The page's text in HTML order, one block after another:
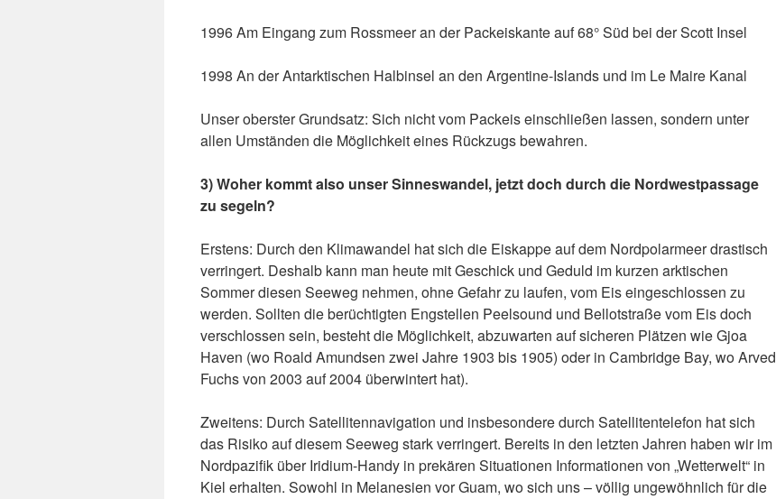
1996 Am Eingang zum Rossmeer an der Packeiskante auf 68° Süd bei der Scott Insel
1998 An der Antarktischen Halbinsel an den Argentine-Islands und im Le Maire Kanal
Unser oberster Grundsatz: Sich nicht vom Packeis einschließen lassen, sondern unter
allen Umständen die Möglichkeit eines Rückzugs bewahren.
3) Woher kommt also unser Sinneswandel, jetzt doch durch die Nordwestpassage
zu segeln?
Erstens: Durch den Klimawandel hat sich die Eiskappe auf dem Nordpolarmeer drastisch
verringert. Deshalb kann man heute mit Geschick und Geduld im kurzen arktischen
Sommer diesen Seeweg nehmen, ohne Gefahr zu laufen, vom Eis eingeschlossen zu
werden. Sollten die berüchtigten Engstellen Peelsound und Bellotstraße vom Eis doch
verschlossen sein, besteht die Möglichkeit, abzuwarten auf sicheren Plätzen wie Gjoa
Haven (wo Roald Amundsen zwei Jahre 1903 bis 1905) oder in Cambridge Bay, wo Arved
Fuchs von 2003 auf 2004 überwintert hat).
Zweitens: Durch Satellitennavigation und insbesondere durch Satellitentelefon hat sich
das Risiko auf diesem Seeweg stark verringert. Bereits in den letzten Jahren haben wir im
Nordpazifik über Iridium-Handy in prekären Situationen Informationen von „Wetterwelt“ in
Kiel erhalten. Sowohl in Melanesien vor Guam, wo sich uns – völlig ungewöhnlich für die